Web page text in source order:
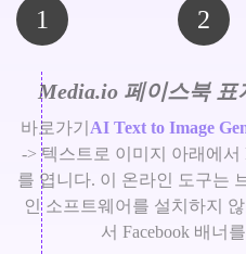
1 2
Media.io 페이스북
바로가기 AI Text to Image
-> 텍스트로 이미지 아래에서
를 엽니다. 이 온라인 도구는
인 소프트웨어를 설치하지
서 Facebook 배너